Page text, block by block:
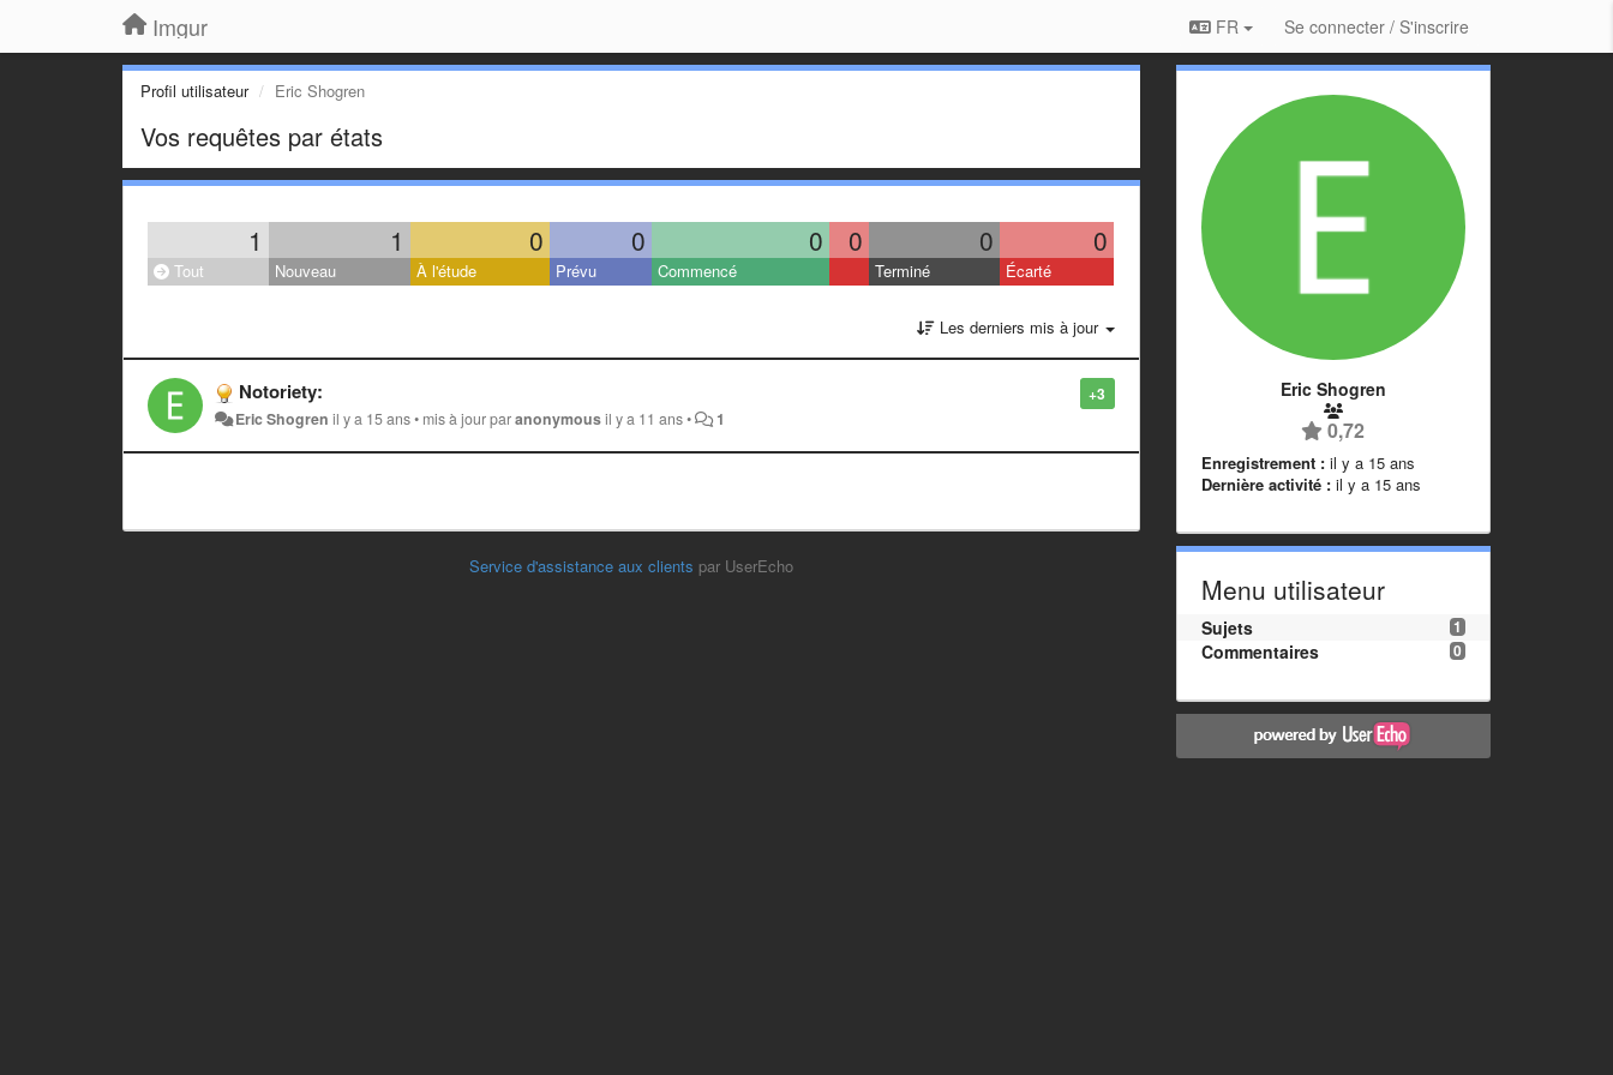
Imgur FR Se connecter / S'inscrire
Profil utilisateur Eric Shogren
Vos requêtes par états
1 1 0 0 0 0 0 0
Tout Nouveau À l'étude Prévu Commencé Terminé Écarté
Les derniers mis à jour
+3
Notoriety:
Eric Shogren il y a 15 ans• mis à jour paranonymousil y a 11 ans• 1
Service d'assistance aux clients par UserEcho
Eric Shogren
0,72
Enregistrement : il y a 15 ans
Dernière activité : il y a 15 ans
Menu utilisateur
1
Sujets
0
Commentaires